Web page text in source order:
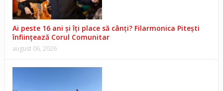
Ai peste 16 ani și îți place să cânți? Filarmonica Pitești
înființează Corul Comunitar
august 06, 2026